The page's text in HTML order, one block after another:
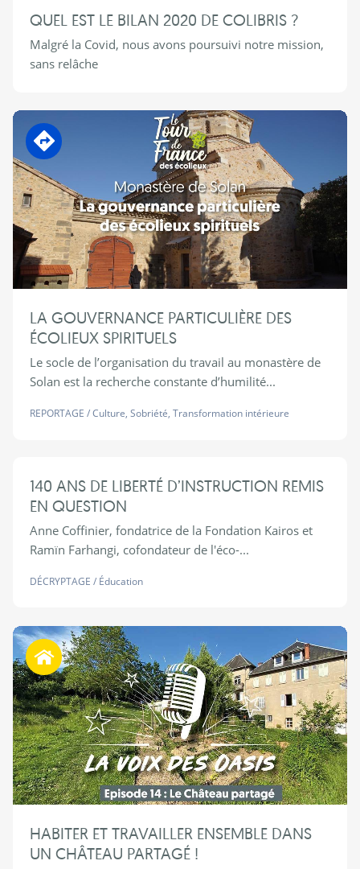
QUEL EST LE BILAN 2020 DE COLIBRIS ?
Malgré la Covid, nous avons poursuivi notre mission,
sans relâche
En transition
LA GOUVERNANCE PARTICULIÈRE DES
ÉCOLIEUX SPIRITUELS
Le socle de l’organisation du travail au monastère de
Solan est la recherche constante d’humilité...
REPORTAGE /Culture, Sobriété, Transformation intérieure
140 ANS DE LIBERTÉ D’INSTRUCTION REMIS
EN QUESTION
Anne Coffinier, fondatrice de la Fondation Kairos et
Ramïn Farhangi, cofondateur de l'éco-...
DÉCRYPTAGE / Éducation
Habiter autrement
HABITER ET TRAVAILLER ENSEMBLE DANS
UN CHÂTEAU PARTAGÉ !